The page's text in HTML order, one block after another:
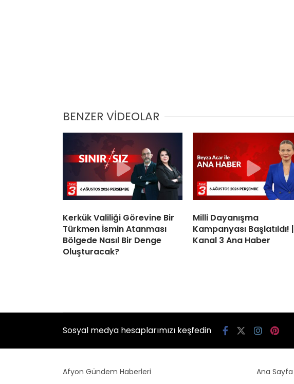
BENZER VİDEOLAR
Kerkük Valiliği Görevine Bir
Türkmen İsmin Atanması
Bölgede Nasıl Bir Denge
Oluşturacak?
Milli Dayanışma
Kampanyası Başlatıldı! |
Kanal 3 Ana Haber
Sosyal medya hesaplarımızı keşfedin
Afyon Gündem Haberleri
Ana Sayfa